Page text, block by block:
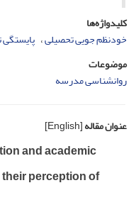
کلیدواژه‌ها
خودنظم جویی تحصیلی
موضوعات
روانشناسی مدرسه
عنوان مقاله[English]
and academic
perception of